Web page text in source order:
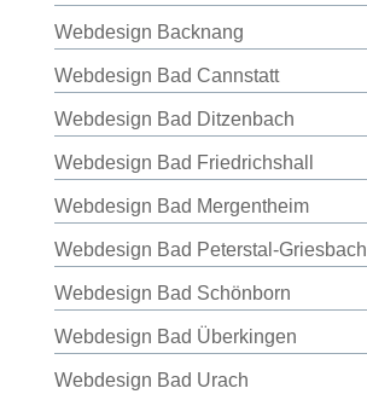
Webdesign Backnang
Webdesign Bad Cannstatt
Webdesign Bad Ditzenbach
Webdesign Bad Friedrichshall
Webdesign Bad Mergentheim
Webdesign Bad Peterstal-Griesbach
Webdesign Bad Schönborn
Webdesign Bad Überkingen
Webdesign Bad Urach